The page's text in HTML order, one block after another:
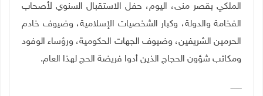
الملكي بقصر منى، اليوم، حفل الاستقبال السنوي لأصحاب
الفخامة والدولة، وكبار الشخصيات الإسلامية، وضيوف خادم
الحرمين الشريفين، وضيوف الجهات الحكومية، ورؤساء الوفود
ومكاتب شؤون الحجاج الذين أدوا فريضة الحج لهذا العام.
ـــــــــ